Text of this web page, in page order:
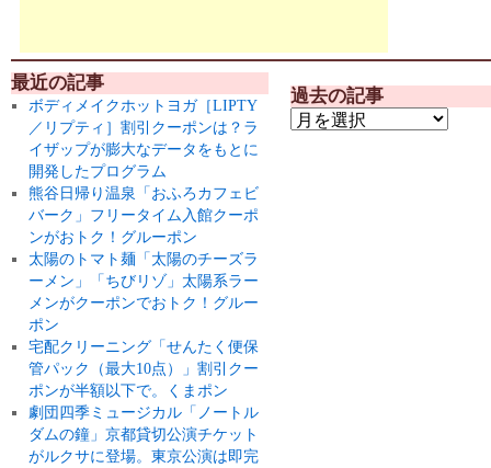
最近の記事
ボディメイクホットヨガ［LIPTY
／リプティ］割引クーポンは？ラ
イザップが膨大なデータをもとに
開発したプログラム
熊谷日帰り温泉「おふろカフェビ
バーク」フリータイム入館クーポ
ンがおトク！グルーポン
太陽のトマト麺「太陽のチーズラ
ーメン」「ちびリゾ」太陽系ラー
メンがクーポンでおトク！グルー
ポン
宅配クリーニング「せんたく便保
管パック（最大10点）」割引クー
ポンが半額以下で。くまポン
劇団四季ミュージカル「ノートル
ダムの鐘」京都貸切公演チケット
がルクサに登場。東京公演は即完
過去の記事